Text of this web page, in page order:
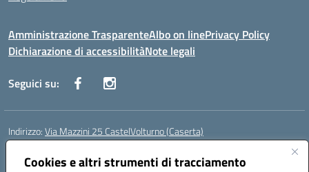
Cookies e altri strumenti di tracciamento
Amministrazione TrasparenteAlbo on linePrivacy Policy
Dichiarazione di accessibilitàNote legali
Seguici su:
Indirizzo:Via Mazzini 25 CastelVolturno (Caserta)
Centralino:
Posta elettronica certificata (PEC):ceis014005@pec.istruzione.it